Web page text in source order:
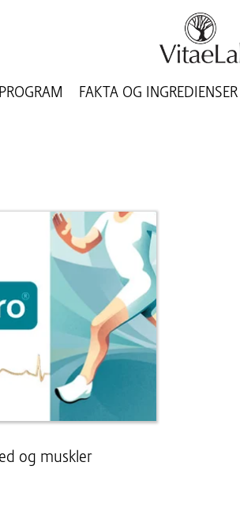
FAKTA OG INGREDIENSER
og muskler